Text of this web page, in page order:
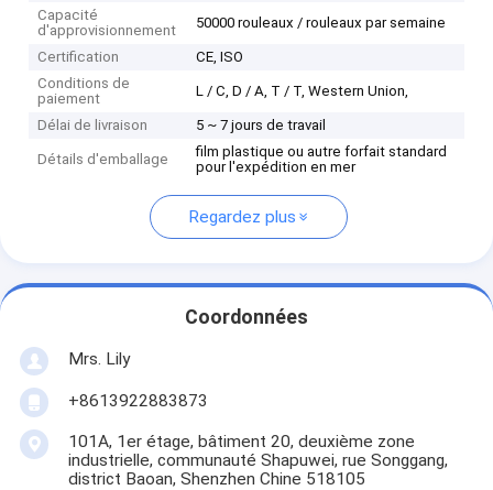
Capacité
d'approvisionnement
50000 rouleaux / rouleaux par semaine
Certification
CE, ISO
Conditions de
paiement
L / C, D / A, T / T, Western Union,
Délai de livraison 5 ~ 7 jours de travail
Détails d'emballage
film plastique ou autre forfait standard
pour l'expédition en mer
Regardez plus
Coordonnées
Mrs. Lily
+8613922883873
101A, 1er étage, bâtiment 20, deuxième zone
industrielle, communauté Shapuwei, rue Songgang,
district Baoan, Shenzhen Chine 518105